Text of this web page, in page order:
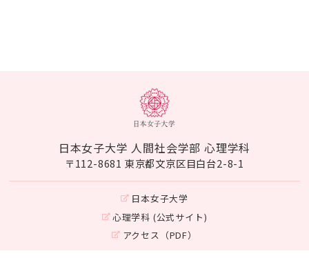
日本女子大学 人間社会学部 心理学科
〒112-8681 東京都文京区目白台2-8-1
日本女子大学
心理学科 (公式サイト)
アクセス（PDF）